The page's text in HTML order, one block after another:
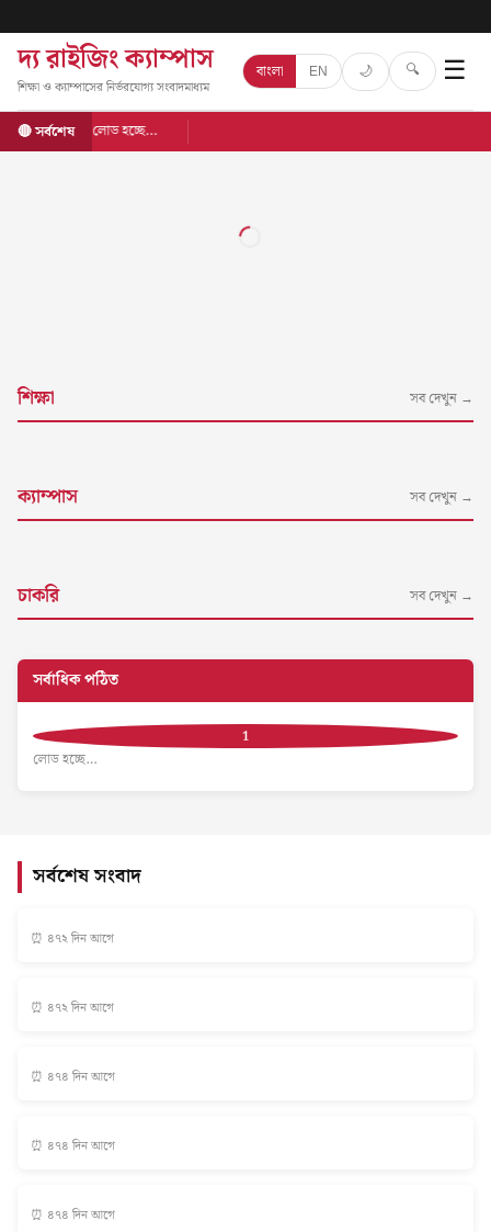
দ্য রাইজিং ক্যাম্পাস
শিক্ষা ও ক্যাম্পাসের নির্ভরযোগ্য সংবাদমাধ্যম
বাংলা EN 🌙 🔍 ☰
🔴 সর্বশেষ লোড হচ্ছে…
শিক্ষা সব দেখুন →
ক্যাম্পাস সব দেখুন →
চাকরি সব দেখুন →
সর্বাধিক পঠিত
লোড হচ্ছে…
সর্বশেষ সংবাদ
⏰ ৪৭২ দিন আগে
⏰ ৪৭২ দিন আগে
⏰ ৪৭৪ দিন আগে
⏰ ৪৭৪ দিন আগে
⏰ ৪৭৪ দিন আগে